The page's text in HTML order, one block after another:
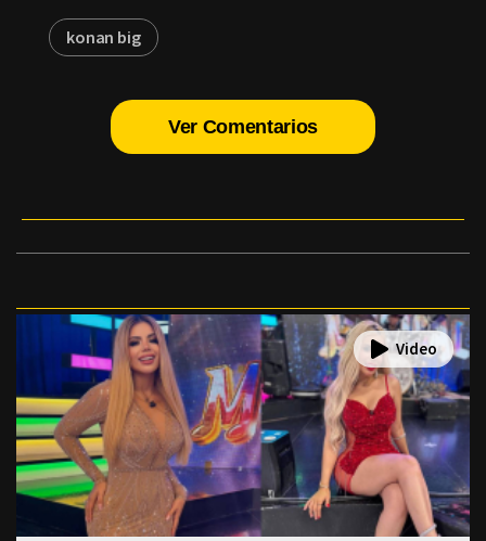
konan big
Ver Comentarios